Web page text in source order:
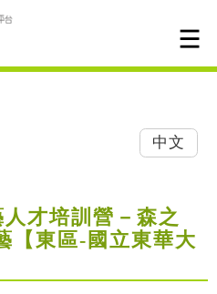
中文
才培訓營－森之
【東區-國立東華大